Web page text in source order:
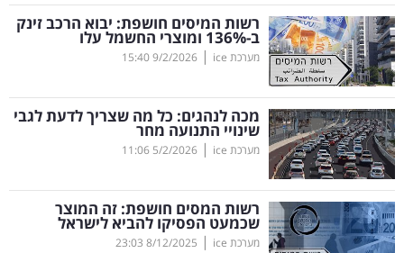
טלוויזיה
עסקי
ספורט
קריירה
ולימודים
מינויים
רייטינג
רשות המיסים חושפת: יבוא הרכב זינק
ב-136% ומוצרי החשמל עלו
מערכת ice |
9/2/2026
15:40
מכה לנהגים: כל מה שצריך לדעת לגבי
שינויי התנועה מחר
מערכת ice |
5/2/2026
11:06
רשות המסים חושפת: זה המוצר
שכמעט הפסיקו להביא לישראל
מערכת ice |
8/12/2025
23:03